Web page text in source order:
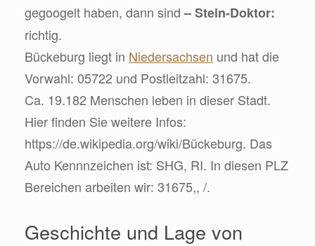
gegoogelt haben, dann sind– Stein-Doktor:
richtig.
Bückeburg liegt in Niedersachsen und hat die
Vorwahl: 05722 und Postleitzahl: 31675.
Ca. 19.182 Menschen leben in dieser Stadt.
Hier finden Sie weitere Infos:
https://de.wikipedia.org/wiki/Bückeburg. Das
Auto Kennnzeichen ist: SHG, RI. In diesen PLZ
Bereichen arbeiten wir: 31675,, /.
Geschichte und Lage von